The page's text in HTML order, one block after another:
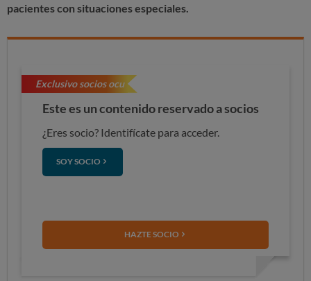
pacientes con situaciones especiales.
Exclusivo socios ocu
Este es un contenido reservado a socios
¿Eres socio? Identifícate para acceder.
SOY SOCIO
HAZTE SOCIO